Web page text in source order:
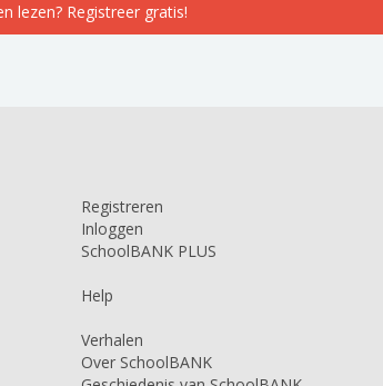
lezen? Registreer gratis!
Registreren
Inloggen
SchoolBANK PLUS
Help
Verhalen
Over SchoolBANK